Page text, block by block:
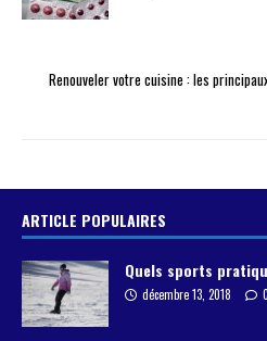
Renouveler votre cuisine : les
ARTICLE POPULAIRES
Quels sports
décembre 13, 2018